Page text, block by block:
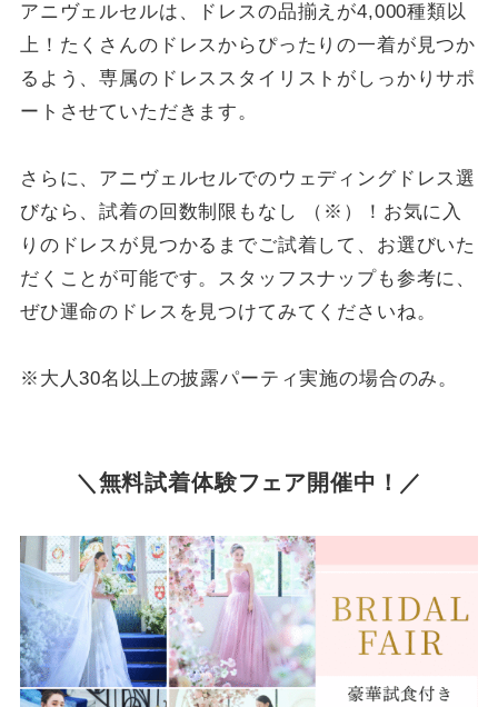
アニヴェルセルは、ドレスの品揃えが4,000種類以
上！たくさんのドレスからぴったりの一着が見つか
るよう、専属のドレススタイリストがしっかりサポ
ートさせていただきます。
さらに、アニヴェルセルでのウェディングドレス選
びなら、試着の回数制限もなし （※）！お気に入
りのドレスが見つかるまでご試着して、お選びいた
だくことが可能です。スタッフスナップも参考に、
ぜひ運命のドレスを見つけてみてくださいね。
※大人30名以上の披露パーティ実施の場合のみ。
＼無料試着体験フェア開催中！ ／